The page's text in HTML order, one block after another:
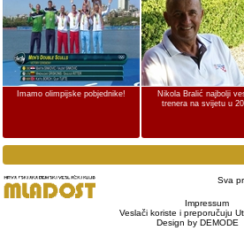
Imamo olimpijske pobjednike!
Nikola Bralić najbolji
trenera na svijetu u
Sva
Impressum
Veslači koriste i preporučuju
Design by DEMODE